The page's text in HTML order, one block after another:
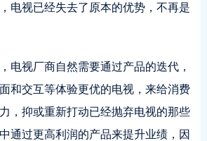
电视已经失去了原本的优势，不再是
电视厂商自然需要通过产品的迭代，
和交互等体验更优的电视，来给消费
，抑或重新打动已经抛弃电视的那些
通过更高利润的产品来提升业绩，因